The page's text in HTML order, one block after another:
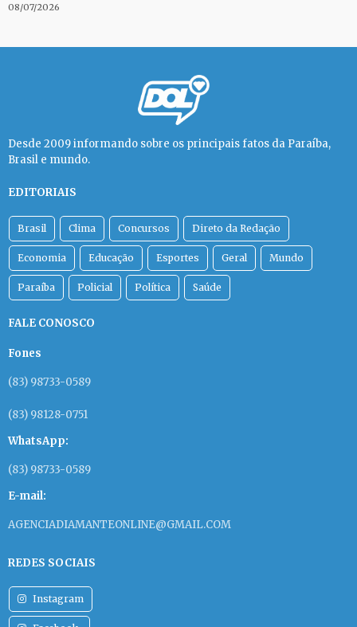
08/07/2026
Desde 2009 informando sobre os principais fatos da Paraíba,
Brasil e mundo.
EDITORIAIS
Brasil Clima Concursos Direto da Redação
Economia Educação Esportes Geral Mundo
Paraíba Policial Política Saúde
FALE CONOSCO
Fones
(83) 98733-0589
(83) 98128-0751
WhatsApp:
(83) 98733-0589
E-mail:
AGENCIADIAMANTEONLINE@GMAIL.COM
REDES SOCIAIS
Instagram